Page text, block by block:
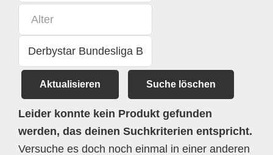
Aktualisieren Suche löschen
Leider konnte kein Produkt gefunden
werden, das deinen Suchkriterien entspricht.
Versuche es doch noch einmal in einer anderen